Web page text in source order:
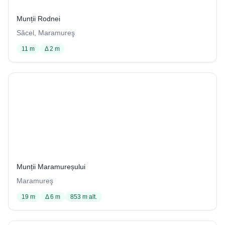
Munții Rodnei
Săcel, Maramureş
11 m Δ 2 m
Munții Maramureșului
Maramureş
19 m Δ 6 m 853 m alt.